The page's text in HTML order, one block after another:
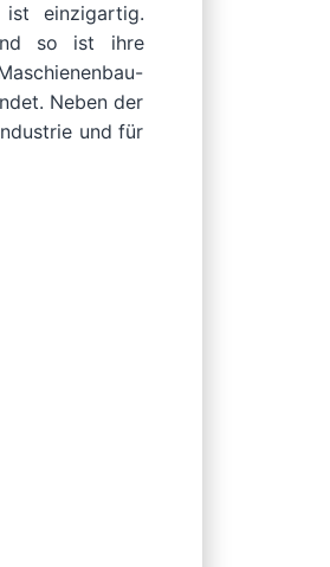
ist einzigartig.
so ist ihre
Neben der
und für